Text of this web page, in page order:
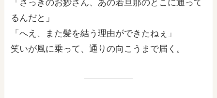
「さっきのお妙さん、あの若旦那のとこに通って
るんだと」
「へえ、また髪を結う理由ができたねぇ」
笑いが風に乗って、通りの向こうまで届く。